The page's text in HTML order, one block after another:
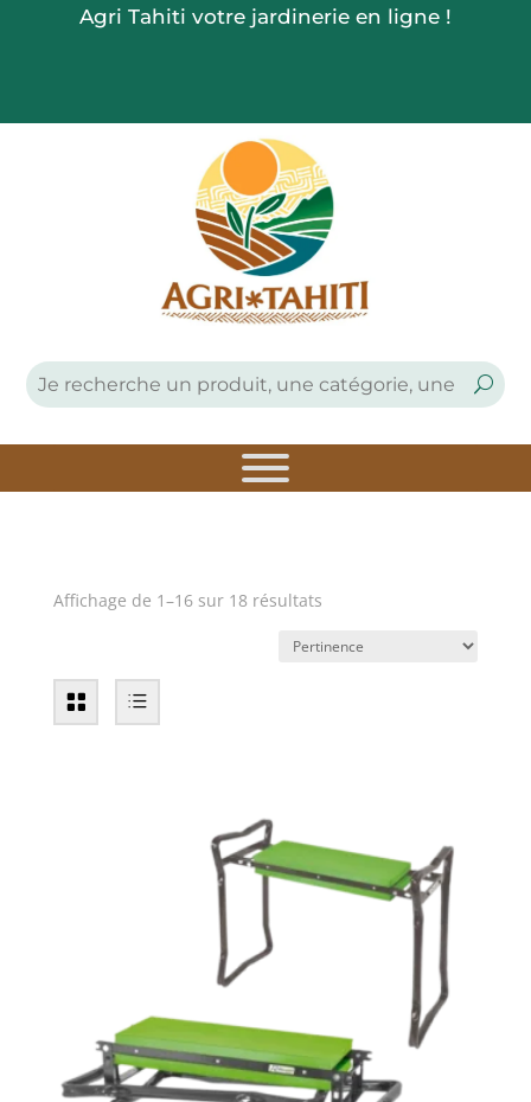
Agri Tahiti votre jardinerie en ligne !
Affichage de 1–16 sur 18 résultats